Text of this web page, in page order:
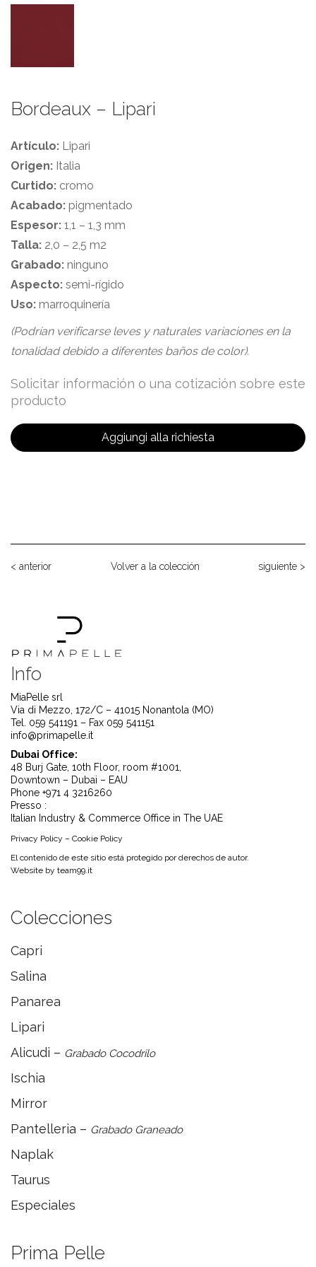
Bordeaux – Lipari
Artículo: Lipari
Origen: Italia
Curtido: cromo
Acabado: pigmentado
Espesor: 1,1 – 1,3 mm
Talla: 2,0 – 2,5 m2
Grabado: ninguno
Aspecto: semi-rígido
Uso: marroquinería
(Podrían verificarse leves y naturales variaciones en la
tonalidad debido a diferentes baños de color).
Solicitar información o una cotización sobre este
producto
Aggiungi alla richiesta
< anterior Volver a la colección siguiente >
Info
MiaPelle srl
Via di Mezzo, 172/C – 41015 Nonantola (MO)
Tel. 059 541191 – Fax 059 541151
info@primapelle.it
Dubai Office:
48 Burj Gate, 10th Floor, room #1001,
Downtown – Dubai – EAU
Phone +971 4 3216260
Presso :
Italian Industry & Commerce Office in The UAE
Privacy Policy – Cookie Policy
El contenido de este sitio está protegido por derechos de autor.
Website by team99.it
Colecciones
Capri
Salina
Panarea
Lipari
Alicudi – Grabado Cocodrilo
Ischia
Mirror
Pantelleria – Grabado Graneado
Naplak
Taurus
Especiales
Prima Pelle